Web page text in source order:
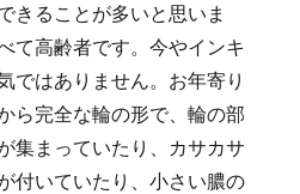
きることが多いと思いま
て高齢者です。今やインキ
ではありません。お年寄り
ら完全な輪の形で、輪の部
集まっていたり、カサカサ
付いていたり、小さい膿の